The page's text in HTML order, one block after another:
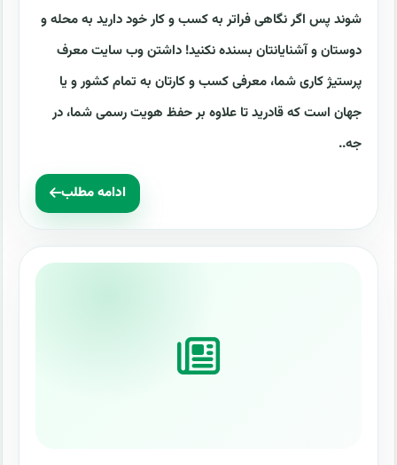
شوند پس اگر نگاهی فراتر به کسب و کار خود دارید به محله و
دوستان و آشنایانتان بسنده نکنید! داشتن وب سایت معرف
پرستیژ کاری شما، معرفی کسب و کارتان به تمام کشور و یا
جهان است که قادرید تا علاوه بر حفظ هویت رسمی شما، در
جه..
ادامه مطلب